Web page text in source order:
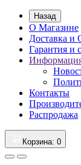
Назад
О Магазине
Доставка и
Гарантия и
Контакты
Распродажа
Корзина: 0